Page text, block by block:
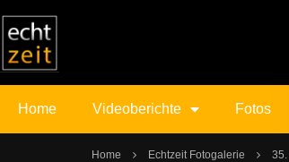
Home Videoberichte Fotos
Home Echtzeit Fotogalerie